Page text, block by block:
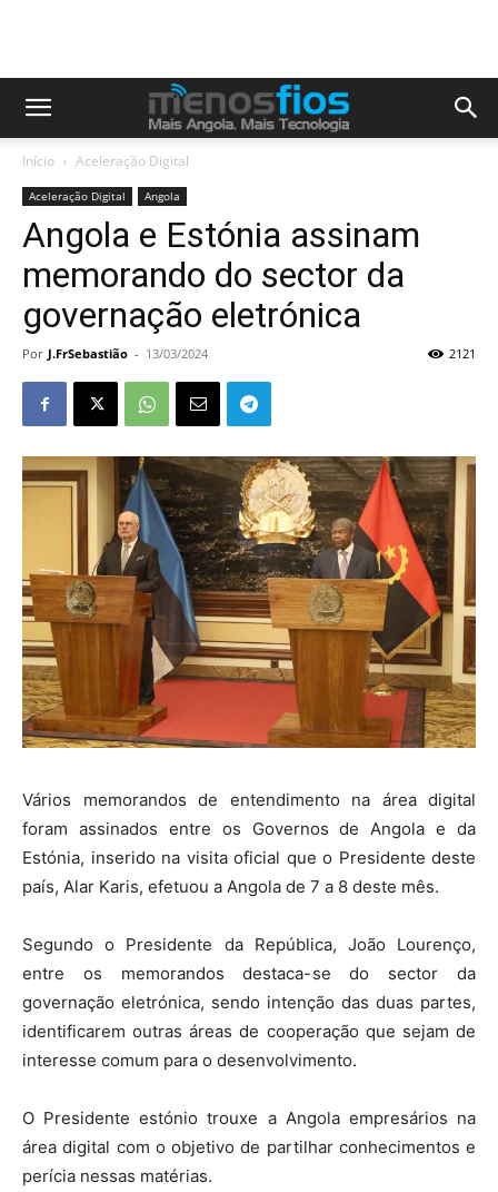
Início Aceleração Digital
Aceleração Digital Angola
Angola e Estónia assinam
memorando do sector da
governação eletrónica
Por J.FrSebastião - 13/03/2024 2121
Vários memorandos de entendimento na área digital
foram assinados entre os Governos de Angola e da
Estónia, inserido na visita oficial que o Presidente deste
país, Alar Karis, efetuou a Angola de 7 a 8 deste mês.
Segundo o Presidente da República, João Lourenço,
entre os memorandos destaca-se do sector da
governação eletrónica, sendo intenção das duas partes,
identificarem outras áreas de cooperação que sejam de
interesse comum para o desenvolvimento.
O Presidente estónio trouxe a Angola empresários na
área digital com o objetivo de partilhar conhecimentos e
perícia nessas matérias.